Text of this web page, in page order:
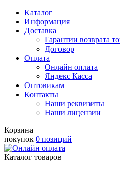
Каталог
Информация
Доставка
Гарантии возврата
Договор
Оплата
Онлайн оплата
Яндекс Касса
Оптовикам
Контакты
Наши реквизиты
Наши лицензии
Корзина
покупок 0 позиций
Каталог товаров